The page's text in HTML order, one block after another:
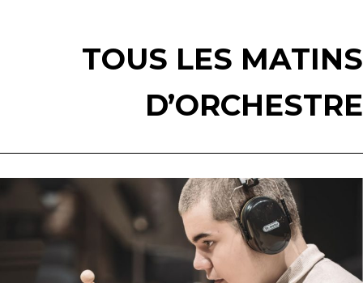
TOUS LES MATINS
D’ORCHESTRE